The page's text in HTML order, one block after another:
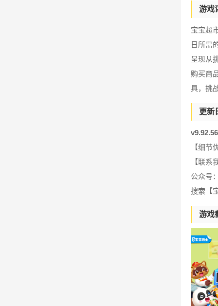
游戏
宝宝超
日所需
呈现从
购买商
具，挑
更新
【细
【联系
公众号
搜索【
游戏